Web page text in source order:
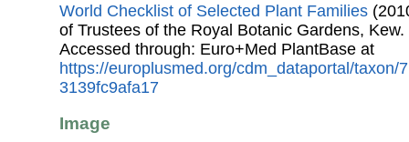
World Checklist of Selected Plant Families
of Trustees of the Royal Botanic Gardens, Kew.
Accessed through: Euro+Med PlantBase at
https://europlusmed.org/cdm_dataportal/taxon/
3139fc9afa17
Image